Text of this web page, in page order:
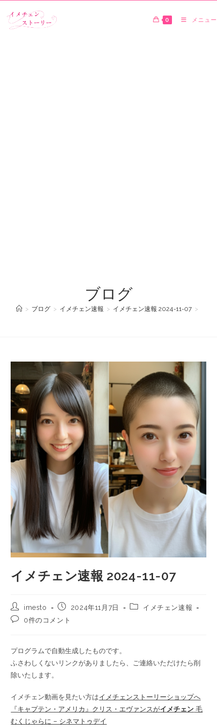
0 メニュー
ブログ
> ブログ > イメチェン速報 > イメチェン速報 2024-11-07 >
イメチェン速報 2024-11-07
imesto 2024年11月7日
イメチェン速報
0件のコメント
プログラムで自動生成したものです。
ふさわしくないリンクがありましたら、ご連絡いただけたら削
除いたします。
イメチェン動画を見たい方はイメチェンストーリーショップへ
『キャプテン・アメリカ』クリス・エヴァンスがイメチェン 毛
むくじゃらに – シネマトゥデイ